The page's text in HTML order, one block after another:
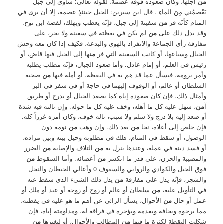
يَعْصمُني مِنَ الماءِ . قال ابن سيرين: الجبل حينئذٍ عصمة، إلا أن يرى في
المنام كأنّه فرمن سفينة إلى جبل، فإنّه يعطب ويهلك، لقصة ابن نوح.
وقد يدل ذلك علىمن لم يكن في يقظته في سفينة ولا بحر، على
مفارقة رأي الجماعة والانفراد بالهوى والبدعة، فكيف إذا كان معه وحش
الجبال وسباعها، أو كانت السفينة التي فرمنها إلى الجبل فيها قاض، أو
رئيس في العلم، أو إمام عادل. وأما صعود الجبال، فإنّه مطلب يطلبه
وأمر يرومه، فيسأل عما قد هم به في اليقظة، أو أمله فيهامن صحبة
السلطان أو عالم، أو الوقوف إليهما في حاجة أو في سفر في البر
وأمثال ذلك. فإن كان صعوده إياه كما يصعد الجبال أو بدرج أو طريق
آمن، سهل عليه كل ما أهله، وخف عليه كل ما حوله. وإن نالته فيه شدة
أو صعد إليه بلا درج ولا سلم ولا سبب، ناله خوف، وكان أمره غرراً كله.
فإن خلص إلى أعلاه، نجامن بعد ذلك. وإن وهبمن نومه دون
الوصول، أو سقط في المنام، هلك في مطلوبه وحيل بينه وبين مراده،
أو فسد دينه في عمله، وعندها ينزل بهمن التلاف والإصابةمن الضرر
والمصيبة والحزن، على قدر ما انكسرمن أعضائه. وأما السقوطمن
فوق الجبل والكوادي والروابي والسقوف 0 وأعالي الحيطان والنخل
والشجر، فإنّه يدل على مفارقةمن يدل ذلك الشيء الذي سقط عنه
في التأويل عليه،من سلطان أو عالم أو زوج أو زوجة أو عبد أو ملك أو
عمل أو حالمن الأحوال، يسأل الرائي عن أهم ما هو عليه في يقظته،
مما يرجوه ويخافه ويقدمه ويؤخره في فراقه له، ومداومته إياه، فإن
شكلت اليقظة لكثرة ما فيهامن المطالب والأحوال، أو لتغيرهامن